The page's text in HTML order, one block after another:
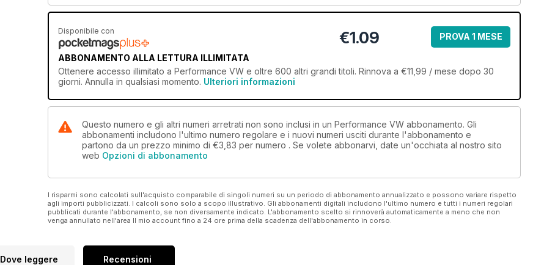
Disponibile con
ABBONAMENTO ALLA LETTURA ILLIMITATA
€1.09 PROVA 1 MESE
Ottenere accesso illimitato a Performance VW e oltre 600 altri grandi titoli. Rinnova a €11,99 / mese dopo 30
giorni. Annulla in qualsiasi momento. Ulteriori informazioni
Questo numero e gli altri numeri arretrati non sono inclusi in un Performance VW abbonamento. Gli
abbonamenti includono l'ultimo numero regolare e i nuovi numeri usciti durante l'abbonamento e
partono da un prezzo minimo di €3,83 per numero . Se volete abbonarvi, date un'occhiata al nostro sito
web Opzioni di abbonamento
I risparmi sono calcolati sull'acquisto comparabile di singoli numeri su un periodo di abbonamento annualizzato e possono variare rispetto
agli importi pubblicizzati. I calcoli sono solo a scopo illustrativo. Gli abbonamenti digitali includono l'ultimo numero e tutti i numeri regolari
pubblicati durante l'abbonamento, se non diversamente indicato. L'abbonamento scelto si rinnoverà automaticamente a meno che non
venga annullato nell'area Il mio account fino a 24 ore prima della scadenza dell'abbonamento in corso.
Dove leggere Recensioni